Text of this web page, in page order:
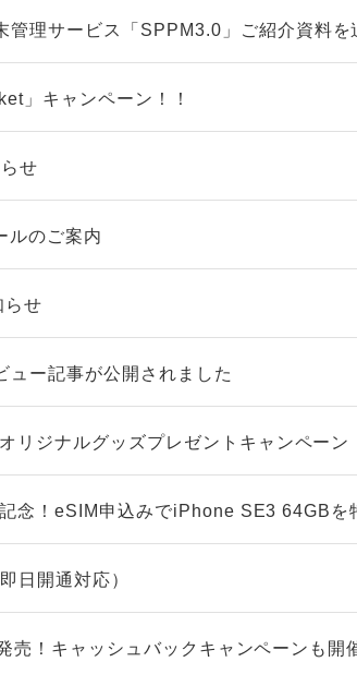
管理サービス「SPPM3.0」ご紹介資料を
」キャンペーン！！
せ
ルのご案内
らせ
ュー記事が公開されました
リジナルグッズプレゼントキャンペーン
念！eSIM申込みでiPhone SE3 64GBを
日開通対応）
売！キャッシュバックキャンペーンも開